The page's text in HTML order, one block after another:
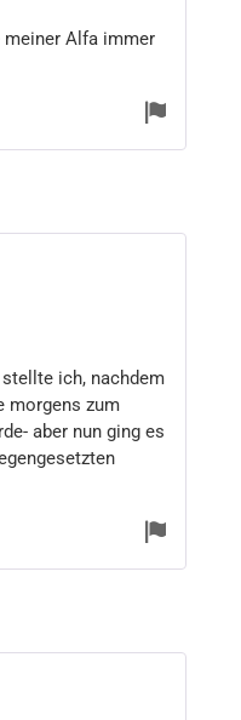
meiner Alfa immer
stellte ich, nachdem
morgens zum
aber nun ging es